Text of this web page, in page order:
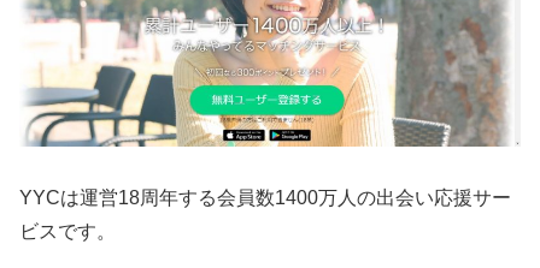
YYCは運営18周年する会員数1400万人の出会い応援サー
ビスです。